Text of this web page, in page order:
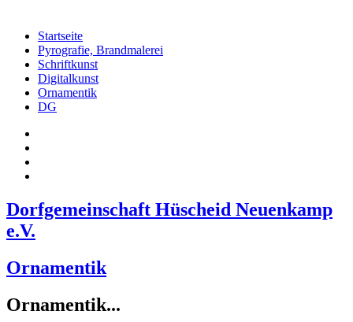
Startseite
Pyrografie, Brandmalerei
Schriftkunst
Digitalkunst
Ornamentik
DG
Dorfgemeinschaft Hüscheid Neuenkamp
e.V.
Ornamentik
Ornamentik...